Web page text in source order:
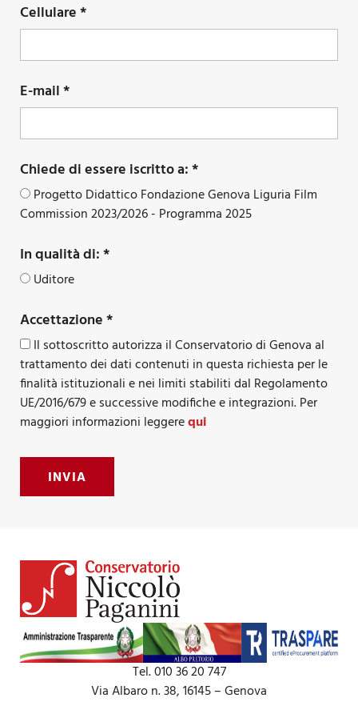
Cellulare *
E-mail *
Chiede di essere iscritto a: *
Progetto Didattico Fondazione Genova Liguria Film
Commission 2023/2026 - Programma 2025
In qualità di: *
Uditore
Accettazione *
Il sottoscritto autorizza il Conservatorio di Genova al
trattamento dei dati contenuti in questa richiesta per le
finalità istituzionali e nei limiti stabiliti dal Regolamento
UE/2016/679 e successive modifiche e integrazioni. Per
maggiori informazioni leggerequi
INVIA
Tel. 010 36 20 747
Via Albaro n. 38, 16145 – Genova